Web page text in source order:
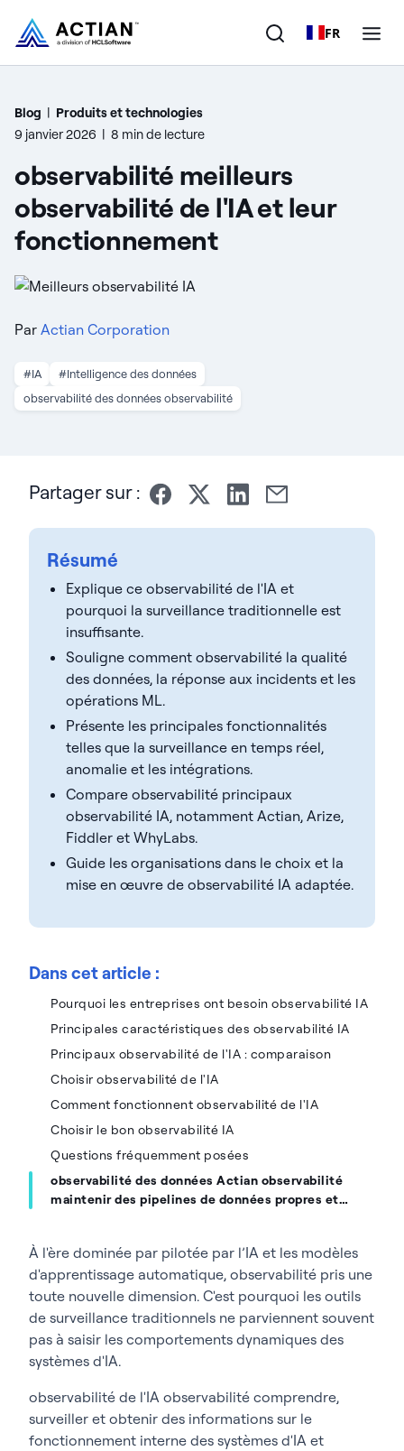
FR
Produits
Clients
Entreprise
Ressources
Blog | Produits et technologies
9 janvier 2026 | 8 min de lecture
observabilité meilleurs
observabilité de l'IA et leur
fonctionnement
Par Actian Corporation
#IA
#Intelligence des données
observabilité des données observabilité
Partager sur :
Résumé
Explique ce observabilité de l'IA et
pourquoi la surveillance traditionnelle est
insuffisante.
Souligne comment observabilité la qualité
des données, la réponse aux incidents et les
opérations ML.
Présente les principales fonctionnalités
telles que la surveillance en temps réel,
anomalie et les intégrations.
Compare observabilité principaux
observabilité IA, notamment Actian, Arize,
Fiddler et WhyLabs.
Guide les organisations dans le choix et la
mise en œuvre de observabilité IA adaptée.
Dans cet article :
Pourquoi les entreprises ont besoin observabilité IA
Principales caractéristiques des observabilité IA
Principaux observabilité de l'IA : comparaison
Choisir observabilité de l'IA
Comment fonctionnent observabilité de l'IA
Choisir le bon observabilité IA
Questions fréquemment posées
observabilité des données Actian observabilité
maintenir des pipelines de données propres et
À l'ère dominée par pilotée par l’IA et les modèles
d'apprentissage automatique, observabilité pris une
toute nouvelle dimension. C'est pourquoi les outils
de surveillance traditionnels ne parviennent souvent
pas à saisir les comportements dynamiques des
systèmes d'IA.
observabilité de l'IA observabilité comprendre,
surveiller et obtenir des informations sur le
fonctionnement interne des systèmes d'IA et